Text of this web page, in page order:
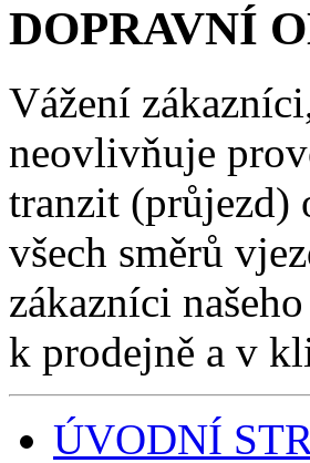
DOPRAVNÍ
Vážení
neovlivňuje
tranzit (průjezd)
všech směrů
zákazníci
k prodejně a v
ÚVODNÍ